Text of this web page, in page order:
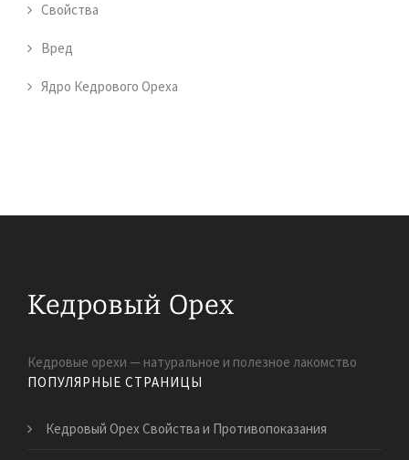
Свойства
Вред
Ядро Кедрового Ореха
Кедровые орехи — натуральное и полезное лакомство
ПОПУЛЯРНЫЕ СТРАНИЦЫ
Кедровый Орех Свойства и Противопоказания